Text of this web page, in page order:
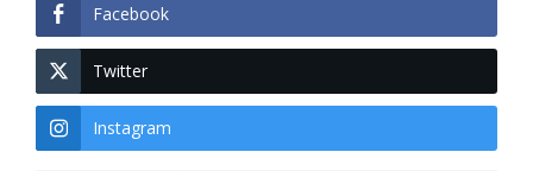
Facebook
Twitter
Instagram